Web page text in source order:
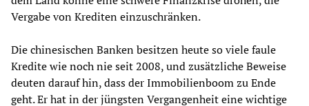
Vergabe von Krediten einzuschränken.
Die chinesischen Banken besitzen heute so viele faule
Kredite wie noch nie seit 2008, und zusätzliche Beweise
deuten darauf hin, dass der Immobilienboom zu Ende
geht. Er hat in der jüngsten Vergangenheit eine wichtige